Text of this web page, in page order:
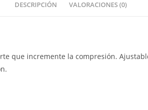
DESCRIPCIÓN VALORACIONES (0)
que incremente la compresión.